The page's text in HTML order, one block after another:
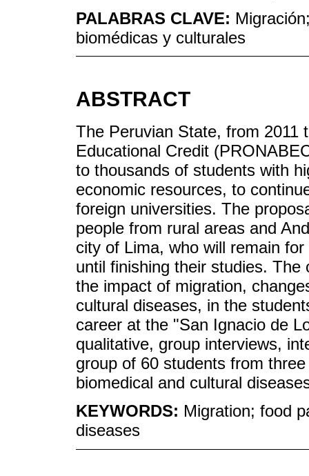
PALABRAS CLAVE:
biomédicas y culturales
ABSTRACT
The Peruvian State, from 2011
Educational Credit
to thousands of students with
economic resources, to
foreign universities. The
people from rural areas and
city of Lima, who will remain
until finishing their studies.
the impact of migration,
cultural diseases, in the
career at the "San Ignacio de
qualitative, group interviews,
group of 60 students from
biomedical and cultural
KEYWORDS: Migration; food
diseases